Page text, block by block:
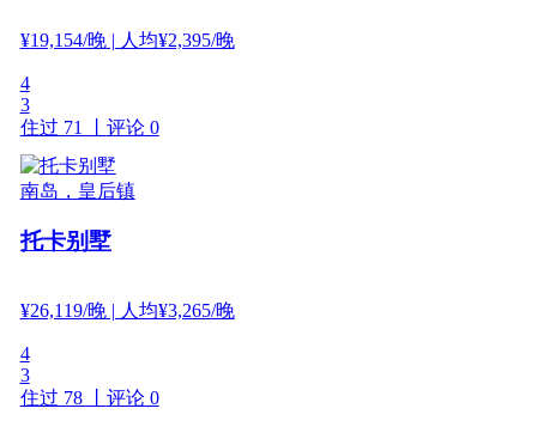
¥19,154/晚| 人均¥2,395/晚
4
3
住过 71 丨 评论 0
南岛，皇后镇
托卡别墅
¥26,119/晚| 人均¥3,265/晚
4
3
住过 78 丨 评论 0